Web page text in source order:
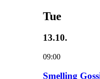
Tue
13.10.
09:00
Smelling